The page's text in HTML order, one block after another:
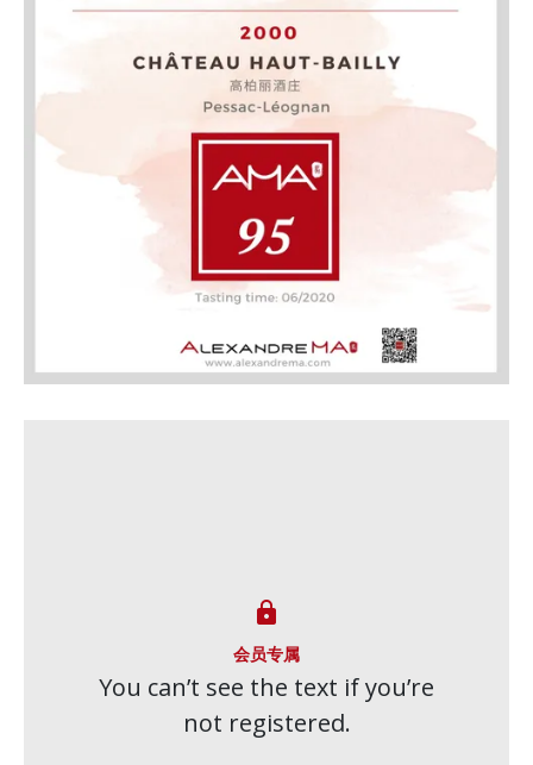

会员专属
You can’t see the text if you’re
not registered.